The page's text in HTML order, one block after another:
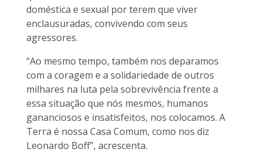
doméstica e sexual por terem que viver
enclausuradas, convivendo com seus
agressores.
“Ao mesmo tempo, também nos deparamos
com a coragem e a solidariedade de outros
milhares na luta pela sobrevivência frente a
essa situação que nós mesmos, humanos
gananciosos e insatisfeitos, nos colocamos. A
Terra é nossa Casa Comum, como nos diz
Leonardo Boff”, acrescenta.